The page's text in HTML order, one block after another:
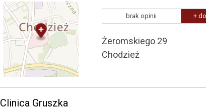
brak opinii +
Żeromskiego 29
Chodzież
Clinica Gruszka